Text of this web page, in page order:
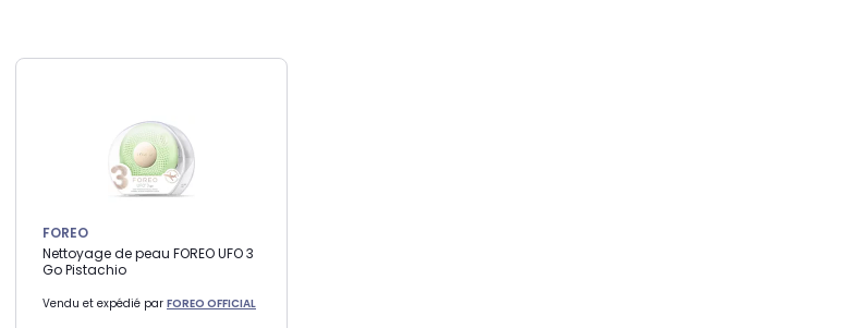
FOREO
Nettoyage de peau FOREO UFO 3
Go Pistachio
Vendu et expédié par FOREO OFFICIAL